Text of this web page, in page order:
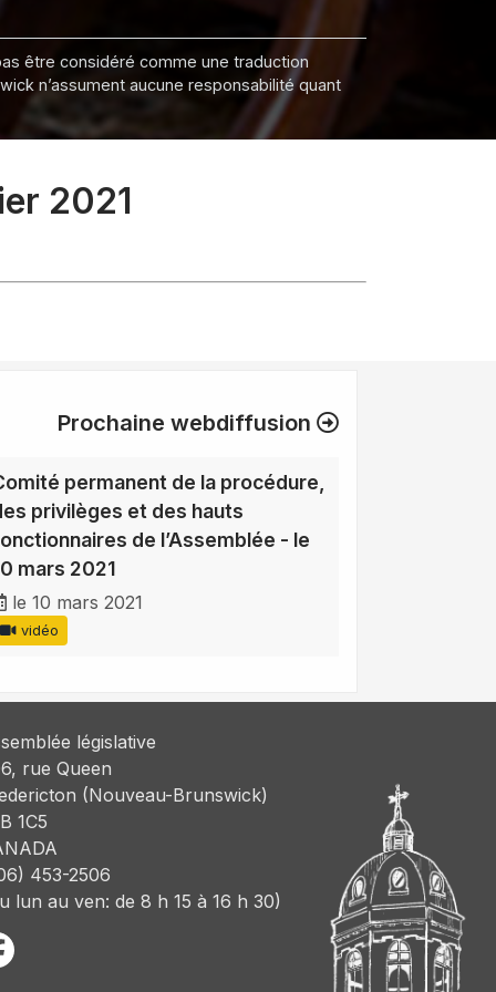
être considéré comme une traduction
n’assument aucune responsabilité quant
2021
Prochaine webdiffusion
permanent de la procédure,
privilèges et des hauts
de l’Assemblée - le
mars 2021
le 10 mars 2021
vidéo
législative
rue Queen
(Nouveau-Brunswick)
1C5
453-2506
lun au ven: de 8 h 15 à 16 h 30)